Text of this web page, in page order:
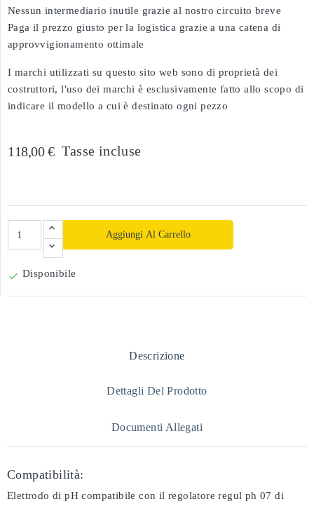
Nessun intermediario inutile grazie al nostro circuito breve
Paga il prezzo giusto per la logistica grazie a una catena di
approvvigionamento ottimale
I marchi utilizzati su questo sito web sono di proprietà dei
costruttori, l'uso dei marchi è esclusivamente fatto allo scopo di
indicare il modello a cui è destinato ogni pezzo
118,00 € Tasse incluse
Aggiungi Al Carrello
 Disponibile
Descrizione
Dettagli Del Prodotto
Documenti Allegati
Compatibilità:
Elettrodo di pH compatibile con il regolatore regul ph 07 di